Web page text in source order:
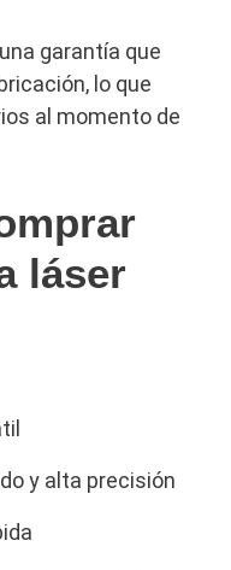
garantía que
lo que
al momento de
láser
y alta precisión